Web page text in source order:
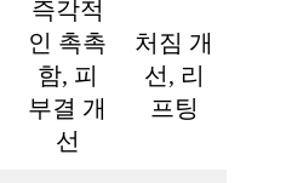
즉각적
인 촉촉
함, 피
부결 개
선
처짐 개
선, 리
프팅